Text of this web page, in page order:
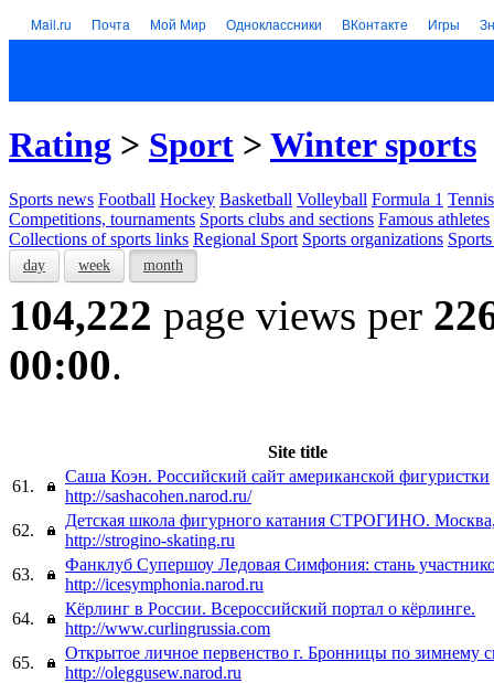
Mail.ru Почта Мой Мир Одноклассники ВКонтакте Игры
Rating > Sport > Winter sports
Sports news Football Hockey Basketball Volleyball Formula 1 Tennis
Competitions, tournaments Sports clubs and sections Famous athletes
Collections of sports links Regional Sport Sports organizations
day week month
104,222 page views per
00:00.
Site title
61.
Саша Коэн. Российский сайт американской фигуристки
http://sashacohen.narod.ru/
62.
Детская школа фигурного катания СТРОГИНО.
http://strogino-skating.ru
63.
Фанклуб Супершоу Ледовая Симфония: стань
http://icesymphonia.narod.ru
64.
Кёрлинг в России. Всероссийский портал о кёрлинге.
http://www.curlingrussia.com
65.
Открытое личное первенство г. Бронницы по зимнему
http://oleggusew.narod.ru